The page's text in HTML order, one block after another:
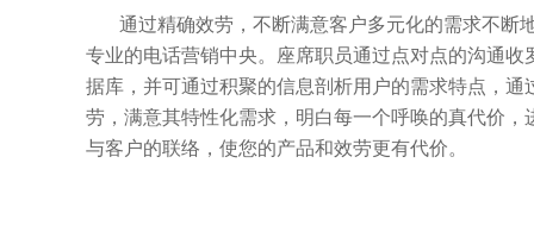
通过精确效劳，不断满意客户多元化的需求不断
专业的电话营销中央。座席职员通过点对点的沟通
据库，并可通过积聚的信息剖析用户的需求特点，
劳，满意其特性化需求，明白每一个呼唤的真代价
与客户的联络，使您的产品和效劳更有代价。